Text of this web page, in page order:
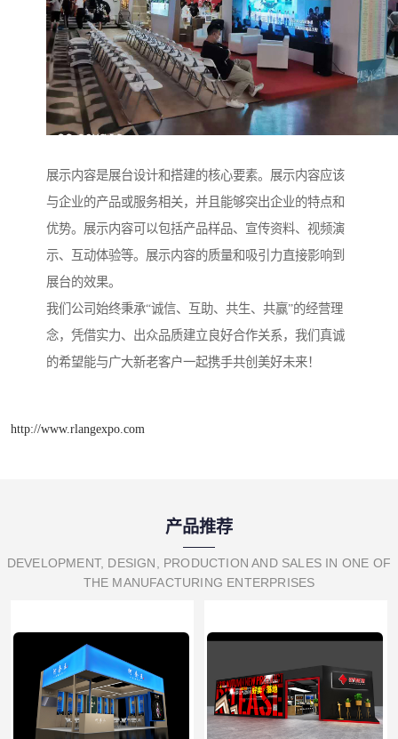
展示内容是展台设计和搭建的核心要素。展示内容应该
与企业的产品或服务相关，并且能够突出企业的特点和
优势。展示内容可以包括产品样品、宣传资料、视频演
示、互动体验等。展示内容的质量和吸引力直接影响到
展台的效果。
我们公司始终秉承“诚信、互助、共生、共赢”的经营理
念，凭借实力、出众品质建立良好合作关系，我们真诚
的希望能与广大新老客户一起携手共创美好未来！
http://www.rlangexpo.com
产品推荐
DEVELOPMENT, DESIGN, PRODUCTION AND SALES IN ONE OF
THE MANUFACTURING ENTERPRISES